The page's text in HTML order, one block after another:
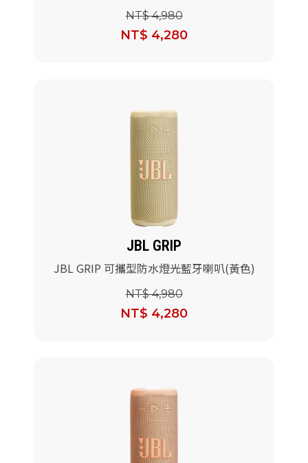
NT$ 4,980
NT$ 4,280
JBL GRIP
JBL GRIP 可攜型防水燈光藍牙喇叭(黃色)
NT$ 4,980
NT$ 4,280